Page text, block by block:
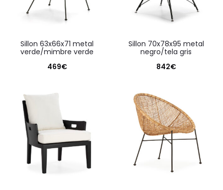
sillon 63x66x71 metal
verde/mimbre verde
469€
sillon 70x78x95 metal
negro/tela gris
842€